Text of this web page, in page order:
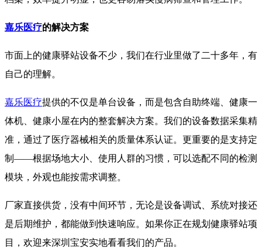
嘉乐医疗的解决方案
市面上的健康驿站设备不少，我们在行业里做了二十多年，有
自己的理解。
嘉乐医疗提供的不仅是单台设备，而是包含自助终端、健康一
体机、健康小屋在内的整套解决方案。我们的设备数据采集精
准，通过了医疗器械相关的质量体系认证。更重要的是支持定
制——根据场地大小、使用人群的习惯，可以选配不同的检测
模块，外观也能按需求调整。
厂家直接供货，没有中间环节，无论是设备调试、系统对接还
是后期维护，都能做到快速响应。如果你正在规划健康驿站项
目，欢迎来深圳宝安实地看看我们的产品。